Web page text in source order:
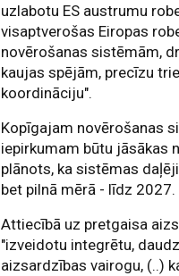
uzlabotu ES austrumu
visaptverošas Eiropas
novērošanas sistēmām,
kaujas spējām, precīzu
koordināciju".
Kopīgajam novērošanas
iepirkumam būtu jāsākas
plānots, ka sistēmas
bet pilnā mērā - līdz
Attiecībā uz pretgaisa
"izveidotu integrētu,
aizsardzības vairogu, (..)